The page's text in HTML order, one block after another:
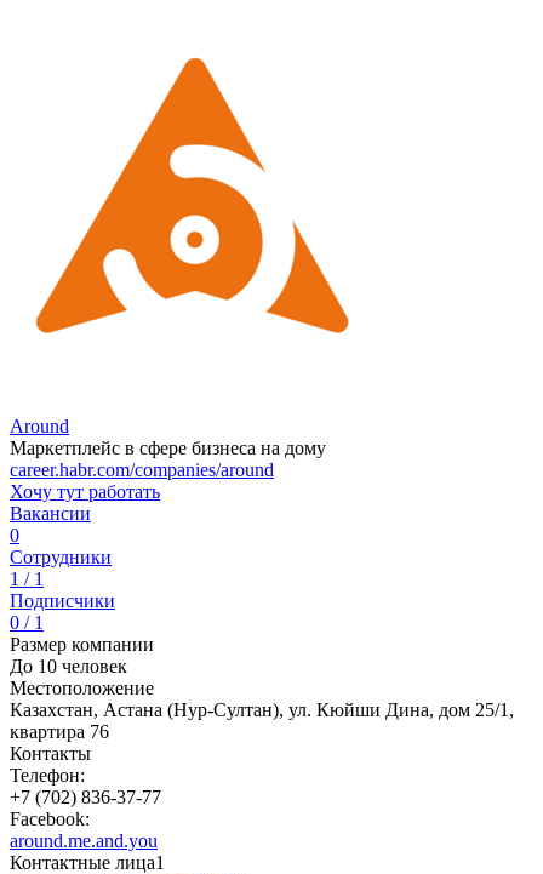
Around
Маркетплейс в сфере бизнеса на дому
career.habr.com/companies/around
Хочу тут работать
Вакансии
0
Сотрудники
1 / 1
Подписчики
0 / 1
Размер компании
До 10 человек
Местоположение
Казахстан, Астана (Нур-Султан), ул. Кюйши Дина, дом 25/1,
квартира 76
Контакты
Телефон:
+7 (702) 836-37-77
Facebook:
around.me.and.you
Контактные лица1